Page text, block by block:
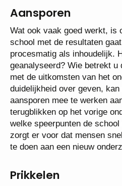
Aansporen
Wat ook vaak goed werkt, is
school met de resultaten
procesmatig als inhoudelijk.
geanalyseerd? Wie betrekt u
met de uitkomsten van het
duidelijkheid over geven,
aansporen mee te werken
terugblikken op het vorige
welke speerpunten de
zorgt er voor dat mensen
te doen aan een nieuw
Prikkelen